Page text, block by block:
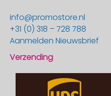
info@promostore.nl
+31 (0) 318 – 728 788
Aanmelden Nieuwsbrief
Verzending